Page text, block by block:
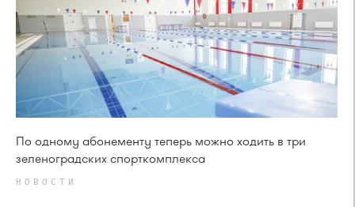
По одному абонементу теперь можно ходить в три
зеленоградских спорткомплекса
НОВОСТИ